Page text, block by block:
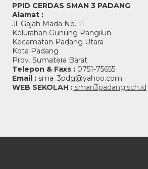
PPID CERDAS SMAN 3 PADANG
Alamat :
Jl. Gajah Mada No. 11
Kelurahan Gunung Pangilun
Kecamatan Padang Utara
Kota Padang
Prov. Sumatera Barat
Telepon & Faxs : 0751-75655
Email : sma_3pdg@yahoo.com
WEB SEKOLAH : sman3padang.sch.id